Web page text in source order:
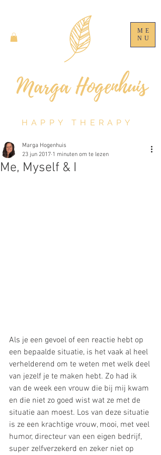
ME
NU
HAPPY THERAPY
Me, Myself & I
Marga Hogenhuis
23 jun 2017 1 minuten om te lezen
Als je een gevoel of een reactie hebt op
een bepaalde situatie, is het vaak al heel
verhelderend om te weten met welk deel
van jezelf je te maken hebt. Zo had ik
van de week een vrouw die bij mij kwam
en die niet zo goed wist wat ze met de
situatie aan moest. Los van deze situatie
is ze een krachtige vrouw, mooi, met veel
humor, directeur van een eigen bedrijf,
super zelfverzekerd en zeker niet op